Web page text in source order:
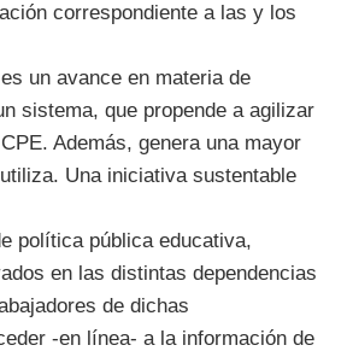
correspondiente a las y los
un avance en materia de
sistema, que propende a agilizar
Además, genera una mayor
Una iniciativa sustentable
política pública educativa,
en las distintas dependencias
de dichas
-en línea- a la información de